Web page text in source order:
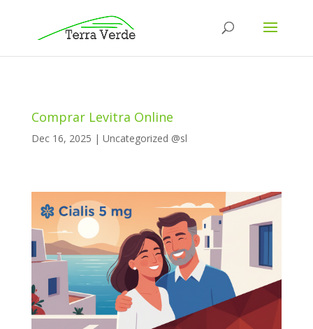
Comprar Levitra Online
Dec 16, 2025 | Uncategorized @sl